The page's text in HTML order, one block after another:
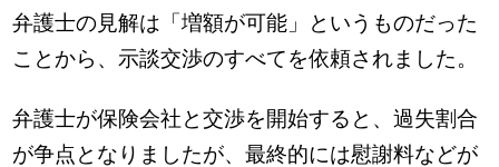
弁護士の見解は「増額が可能」というものだった
ことから、示談交渉のすべてを依頼されました。
弁護士が保険会社と交渉を開始すると、過失割合
が争点となりましたが、最終的には慰謝料などが